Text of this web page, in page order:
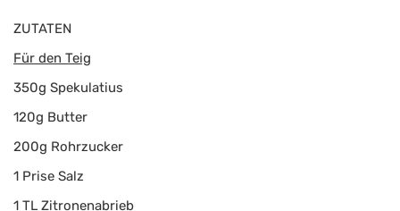
ZUTATEN
Für den Teig
350g Spekulatius
120g Butter
200g Rohrzucker
1 Prise Salz
1 TL Zitronenabrieb